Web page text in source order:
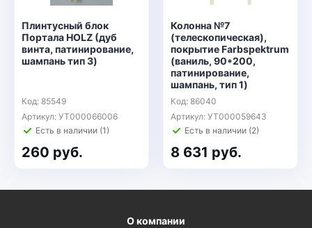
Плинтусный блок
Портала HOLZ (дуб
винта, патинирование,
шампань тип 3)
Код: 85549
Артикул: УТ000066006
Есть в наличии (1)
260 руб.
Колонна №7
(телескопическая),
покрытие Farbspektrum
(ваниль, 90*200,
патинирование,
шампань, тип 1)
Код: 86040
Артикул: УТ000059643
Есть в наличии (2)
8 631 руб.
О компании